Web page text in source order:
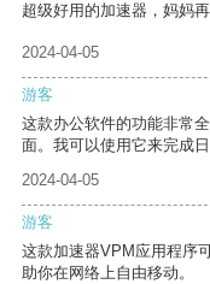
超级好用的加速器，妈妈
2024-04-05
游客
这款办公软件的功能非常
面。我可以使用它来完成
2024-04-05
游客
这款加速器VPM应用程序
助你在网络上自由移动。